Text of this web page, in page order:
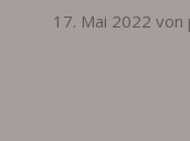
17. Mai 2022 von